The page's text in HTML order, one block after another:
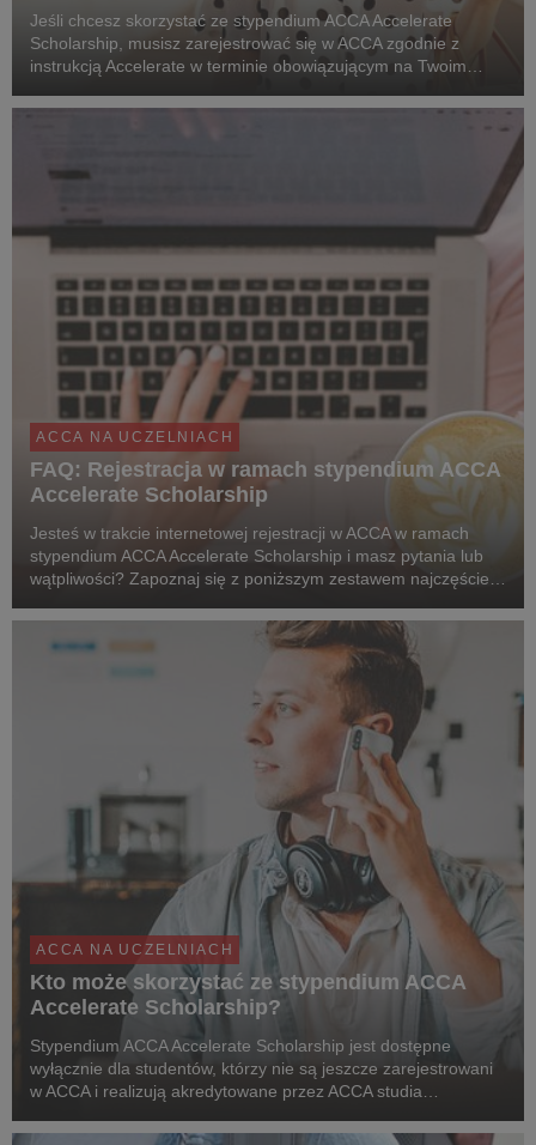
Jeśli chcesz skorzystać ze stypendium ACCA Accelerate
Scholarship, musisz zarejestrować się w ACCA zgodnie z
instrukcją Accelerate w terminie obowiązującym na Twoim
ACCA NA UCZELNIACH
FAQ: Rejestracja w ramach stypendium ACCA
Accelerate Scholarship
Jesteś w trakcie internetowej rejestracji w ACCA w ramach
stypendium ACCA Accelerate Scholarship i masz pytania lub
wątpliwości? Zapoznaj się z poniższym zestawem najczęściej
ACCA NA UCZELNIACH
Kto może skorzystać ze stypendium ACCA
Accelerate Scholarship?
Stypendium ACCA Accelerate Scholarship jest dostępne
wyłącznie dla studentów, którzy nie są jeszcze zarejestrowani
w ACCA i realizują akredytowane przez ACCA studia
uczelniach wyższych w Polsce.